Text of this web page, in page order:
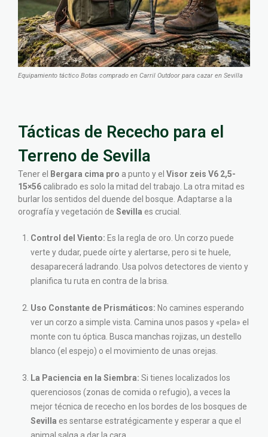
Equipamiento táctico Botas comprado en Carril Outdoor para cazar en Sevilla
Tácticas de Rececho para el
Terreno de Sevilla
Tener el Bergara cima pro a punto y el Visor zeis V6 2,5-
15×56 calibrado es solo la mitad del trabajo. La otra mitad es
burlar los sentidos del duende del bosque. Adaptarse a la
orografía y vegetación de Sevilla es crucial.
Control del Viento: Es la regla de oro. Un corzo puede
verte y dudar, puede oírte y alertarse, pero si te huele,
desaparecerá ladrando. Usa polvos detectores de viento y
planifica tu ruta en contra de la brisa.
Uso Constante de Prismáticos: No camines esperando
ver un corzo a simple vista. Camina unos pasos y «pela» el
monte con tu óptica. Busca manchas rojizas, un destello
blanco (el espejo) o el movimiento de unas orejas.
La Paciencia en la Siembra: Si tienes localizados los
querenciosos (zonas de comida o refugio), a veces la
mejor técnica de rececho en los bordes de los bosques de
Sevilla es sentarse estratégicamente y esperar a que el